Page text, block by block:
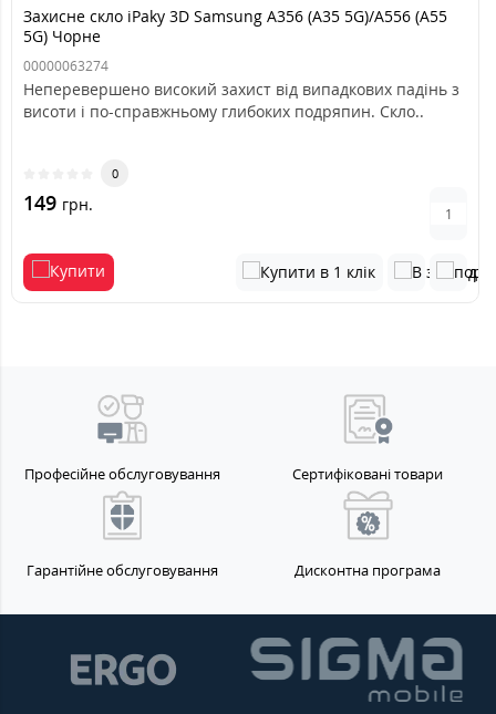
Захисне скло iPaky 3D Samsung A356 (A35 5G)/A556 (A55
5G) Чорне
00000063274
Неперевершено високий захист від випадкових падінь з
висоти і по-справжньому глибоких подряпин. Скло..
0
149 грн.
Професійне обслуговування Сертифіковані товари
Гарантійне обслуговування Дисконтна програма